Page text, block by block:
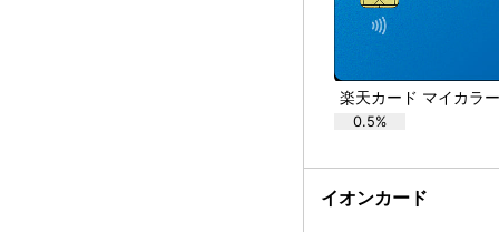
0.5%
イオンカード